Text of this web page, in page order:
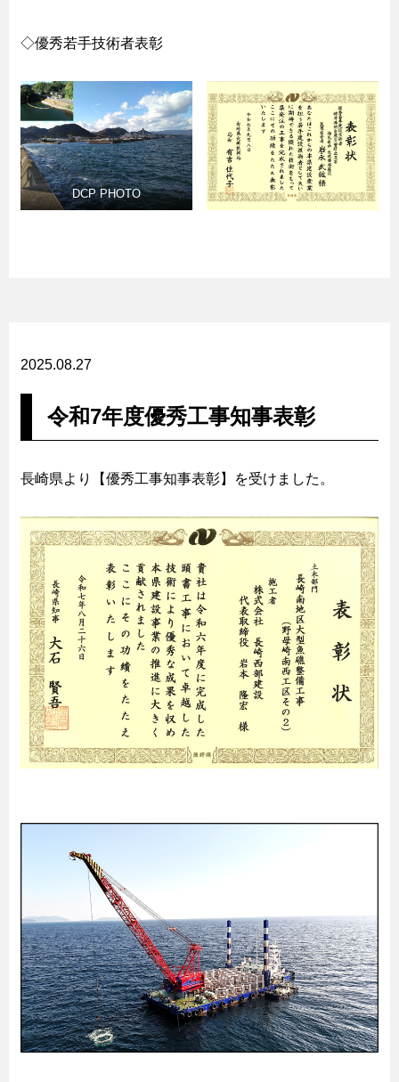
◇優秀若手技術者表彰
DCP PHOTO
2025.08.27
令和7年度優秀工事知事表彰
長崎県より【優秀工事知事表彰】を受けました。